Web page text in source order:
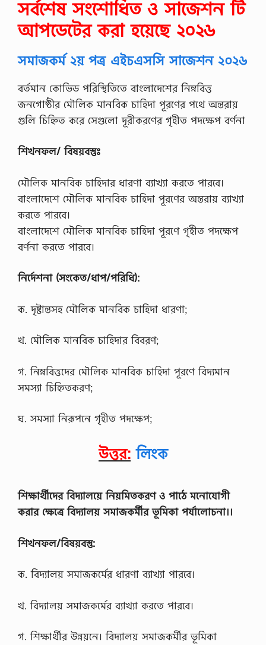
সর্বশেষ সংশোধিত ও সাজেশন টি
আপডেটের করা হয়েছে ২০২৬
সমাজকর্ম ২য় পত্র এইচএসসি সাজেশন ২০২৬
বর্তমান কোভিড পরিস্থিতিতে বাংলাদেশের নিম্নবিত্ত
জনগোষ্ঠীর মৌলিক মানবিক চাহিদা পূরণের পথে অন্তরায়
গুলি চিহ্নিত করে সেগুলো দূরীকরণের গৃহীত পদক্ষেপ বর্ণনা
শিখনফল/ বিষয়বস্তুঃ
মৌলিক মানবিক চাহিদার ধারণা ব্যাখ্যা করতে পারবে।
বাংলাদেশে মৌলিক মানবিক চাহিদা পূরণের অন্তরায় ব্যাখ্যা
করতে পারবে।
বাংলাদেশে মৌলিক মানবিক চাহিদা পূরণে গৃহীত পদক্ষেপ
বর্ণনা করতে পারবে।
নির্দেশনা (সংকেত/ধাপ/পরিধি):
ক. দৃষ্টান্তসহ মৌলিক মানবিক চাহিদা ধারণা;
খ. মৌলিক মানবিক চাহিদার বিবরণ;
গ. নিম্নবিত্তদের মৌলিক মানবিক চাহিদা পূরণে বিদ্যমান
সমস্যা চিহ্নিতকরণ;
ঘ. সমস্যা নিরূপনে গৃহীত পদক্ষেপ;
উত্তর: লিংক
শিক্ষার্থীদের বিদ্যালয়ে নিয়মিতকরণ ও পাঠে মনােযােগী
করার ক্ষেত্রে বিদ্যালয় সমাজকর্মীর ভূমিকা পর্যালােচনা।।
শিখনফল/বিষয়বস্তু:
ক. বিদ্যালয় সমাজকর্মের ধারণা ব্যাখ্যা পারবে।
খ. বিদ্যালয় সমাজকর্মের ব্যাখ্যা করতে পারবে।
গ. শিক্ষার্থীর উন্নয়নে। বিদ্যালয় সমাজকর্মীর ভূমিকা